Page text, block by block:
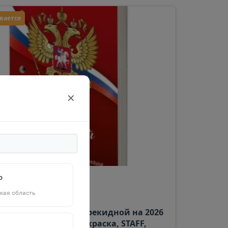
✕
область
настольный перекидной на 2026
блок газетный, 1 краска, STAFF,